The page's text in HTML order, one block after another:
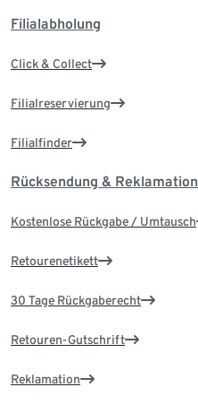
Filialabholung
Click & Collect
Filialreservierung
Filialfinder
Rücksendung & Reklamation
Kostenlose Rückgabe / Umtausch
Retourenetikett
30 Tage Rückgaberecht
Retouren-Gutschrift
Reklamation